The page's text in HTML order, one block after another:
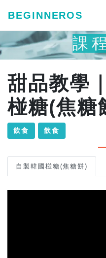
BEGINNEROS
課
甜品教學
椪糖(焦糖
飲食 飲食
自製韓國椪糖(焦糖餅)